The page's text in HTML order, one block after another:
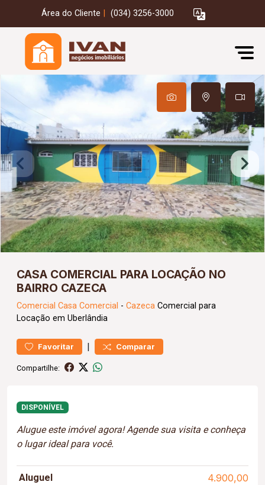
Área do Cliente (034) 3256-3000
CASA COMERCIAL PARA LOCAÇÃO NO
BAIRRO CAZECA
Comercial Casa Comercial - Cazeca Comercial para
Locação em Uberlândia
Favoritar | Comparar
Compartilhe:
DISPONÍVEL
Alugue este imóvel agora! Agende sua visita e conheça
o lugar ideal para você.
Aluguel 4.900,00